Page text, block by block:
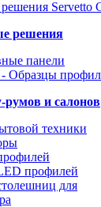
решения
панели
румов и салонов
техники
профилей
для